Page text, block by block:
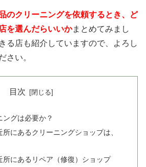
のクリーニングを依頼するとき、ど
を選んだらいいかまとめてみまし
る店も紹介していますので、よろし
さい。
目次
グは必要か？
にあるクリーニングショップは、
所にあるリペア（修復）ショップ